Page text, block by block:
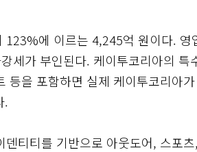
에 이르는 4,245억 원이다.
세가 부인된다. 케이투코리아의 특
등을 포함하면 실제 케이투코리아
.
티티를 기반으로 아웃도어, 스포